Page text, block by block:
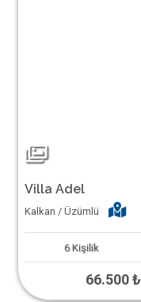
Villa Adel
Kalkan / Üzümlü
6 Kişilik
66.500 ₺